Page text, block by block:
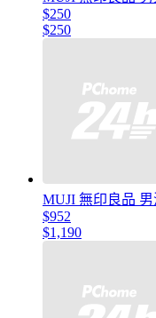
$250
$250
MUJI 無印良品
$952
$1,190